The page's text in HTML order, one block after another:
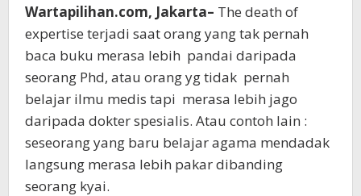
Wartapilihan.com, Jakarta– The death of
expertise terjadi saat orang yang tak pernah
baca buku merasa lebih pandai daripada
seorang Phd, atau orang yg tidak pernah
belajar ilmu medis tapi merasa lebih jago
daripada dokter spesialis. Atau contoh lain :
seseorang yang baru belajar agama mendadak
langsung merasa lebih pakar dibanding
seorang kyai.